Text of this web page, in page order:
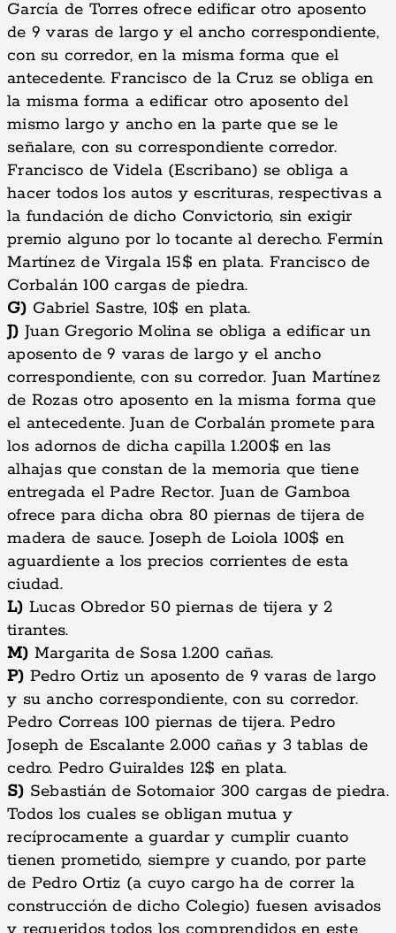
García de Torres ofrece edificar otro aposento
de 9 varas de largo y el ancho correspondiente,
con su corredor, en la misma forma que el
antecedente. Francisco de la Cruz se obliga en
la misma forma a edificar otro aposento del
mismo largo y ancho en la parte que se le
señalare, con su correspondiente corredor.
Francisco de Videla (Escribano) se obliga a
hacer todos los autos y escrituras, respectivas a
la fundación de dicho Convictorio, sin exigir
premio alguno por lo tocante al derecho. Fermín
Martínez de Virgala 15$ en plata. Francisco de
Corbalán 100 cargas de piedra.
G) Gabriel Sastre, 10$ en plata.
J) Juan Gregorio Molina se obliga a edificar un
aposento de 9 varas de largo y el ancho
correspondiente, con su corredor. Juan Martínez
de Rozas otro aposento en la misma forma que
el antecedente. Juan de Corbalán promete para
los adornos de dicha capilla 1.200$ en las
alhajas que constan de la memoria que tiene
entregada el Padre Rector. Juan de Gamboa
ofrece para dicha obra 80 piernas de tijera de
madera de sauce. Joseph de Loiola 100$ en
aguardiente a los precios corrientes de esta
ciudad.
L) Lucas Obredor 50 piernas de tijera y 2
tirantes.
M) Margarita de Sosa 1.200 cañas.
P) Pedro Ortiz un aposento de 9 varas de largo
y su ancho correspondiente, con su corredor.
Pedro Correas 100 piernas de tijera. Pedro
Joseph de Escalante 2.000 cañas y 3 tablas de
cedro. Pedro Guiraldes 12$ en plata.
S) Sebastián de Sotomaior 300 cargas de piedra.
Todos los cuales se obligan mutua y
recíprocamente a guardar y cumplir cuanto
tienen prometido, siempre y cuando, por parte
de Pedro Ortiz (a cuyo cargo ha de correr la
construcción de dicho Colegio) fuesen avisados